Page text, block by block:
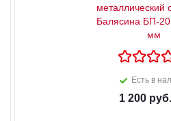
металлический
Балясина БП-
мм
Есть в
1 200руб.